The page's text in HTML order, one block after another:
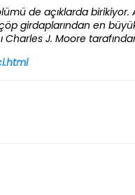
de açıklarda birikiyor.
girdaplarından en
Charles J. Moore